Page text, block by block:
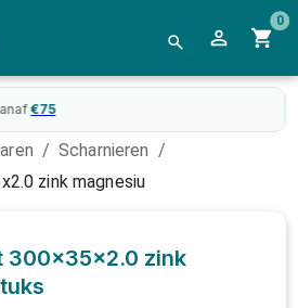
0
€75
/ Scharnieren /
zink magnesiu
300x35x2.0 zink